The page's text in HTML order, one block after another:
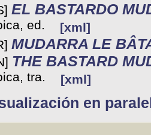
EL BASTARDO
ed.
[xml]
MUDARRA LE
THE BASTARD
tra.
[xml]
en